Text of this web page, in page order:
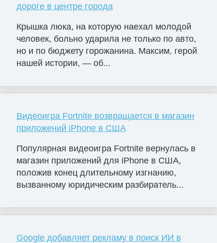
дороге в центре города
Крышка люка, на которую наехал молодой
человек, больно ударила не только по авто,
но и по бюджету горожанина. Максим, герой
нашей истории, — об...
Видеоигра Fortnite возвращается в магазин
приложений iPhone в США
Популярная видеоигра Fortnite вернулась в
магазин приложений для iPhone в США,
положив конец длительному изгнанию,
вызванному юридическим разбиратель...
Google добавляет рекламу в поиск ИИ в